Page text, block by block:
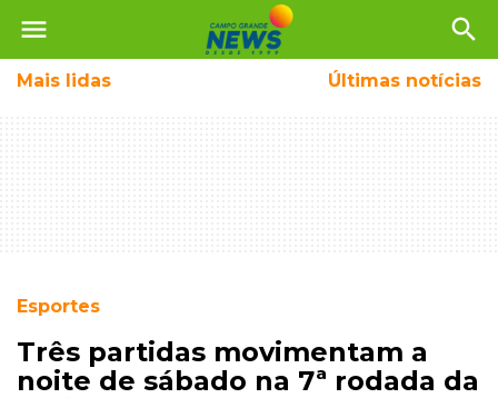
menu search
Mais lidas Últimas notícias
Esportes
Três partidas movimentam a
noite de sábado na 7ª rodada da